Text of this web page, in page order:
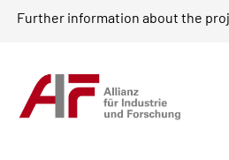
Further information about the